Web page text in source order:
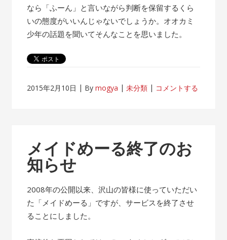
なら「ふーん」と言いながら判断を保留するくら
いの態度がいいんじゃないでしょうか。オオカミ
少年の話題を聞いてそんなことを思いました。
2015年2月10日 Bymogya 未分類 コメントする
メイドめーる終了のお
知らせ
2008年の公開以来、沢山の皆様に使っていただい
た「メイドめーる」ですが、サービスを終了させ
ることにしました。